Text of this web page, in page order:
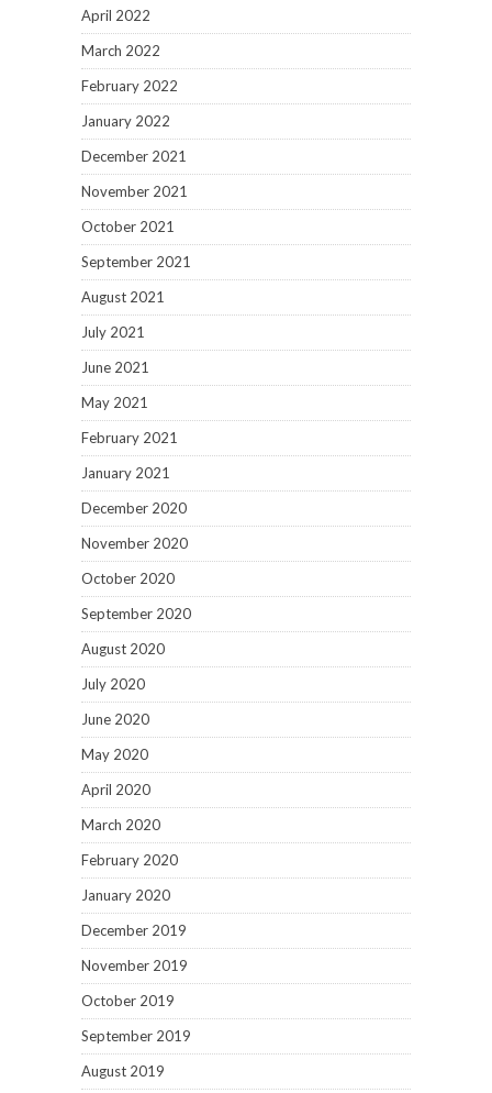
April 2022
March 2022
February 2022
January 2022
December 2021
November 2021
October 2021
September 2021
August 2021
July 2021
June 2021
May 2021
February 2021
January 2021
December 2020
November 2020
October 2020
September 2020
August 2020
July 2020
June 2020
May 2020
April 2020
March 2020
February 2020
January 2020
December 2019
November 2019
October 2019
September 2019
August 2019